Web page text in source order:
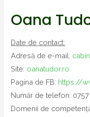
Oana
Date de contact:
Adresă de e-mail:
Site: oanatudor.ro
Pagina de FB: https://
Număr de telefon: 0757
Domenii de